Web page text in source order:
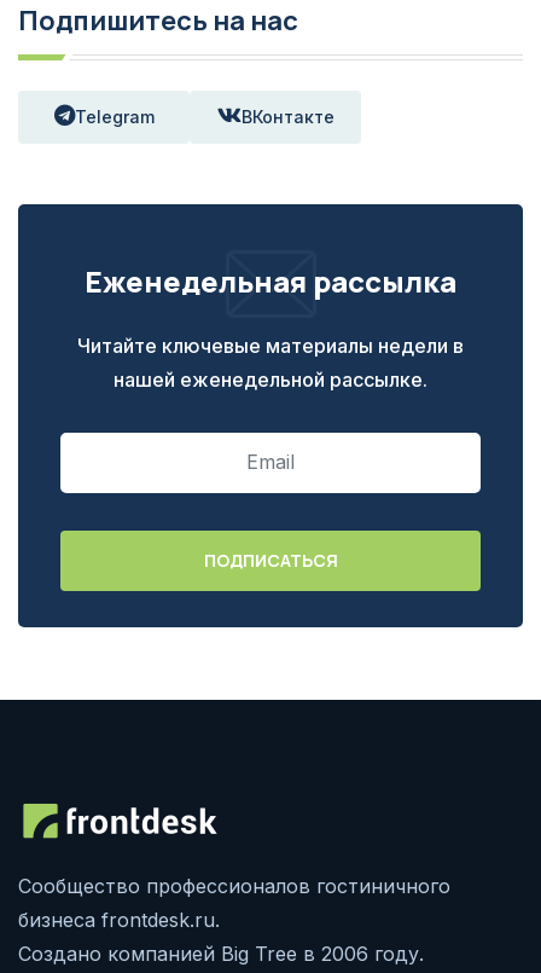
Подпишитесь на нас
Telegram ВКонтакте
Еженедельная рассылка
Читайте ключевые материалы недели в
нашей еженедельной рассылке.
Сообщество профессионалов гостиничного
бизнеса frontdesk.ru.
Создано компанией Big Tree в 2006 году.